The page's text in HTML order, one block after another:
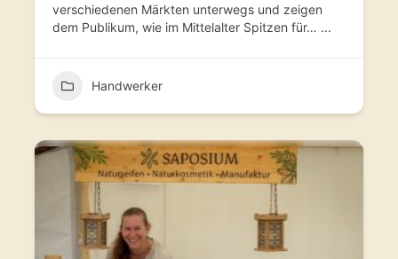
verschiedenen Märkten unterwegs und zeigen
dem Publikum, wie im Mittelalter Spitzen für… ...
Handwerker